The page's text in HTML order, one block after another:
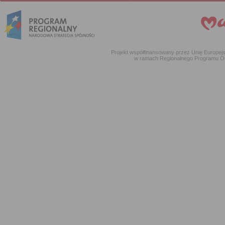
Projekt współfinansowany przez Unię
w ramach Regionalnego Programu